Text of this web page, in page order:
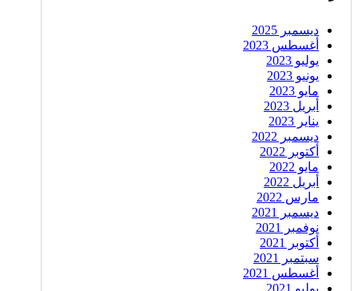
ديسمبر 2025
أغسطس 2023
يوليو 2023
يونيو 2023
مايو 2023
أبريل 2023
يناير 2023
ديسمبر 2022
أكتوبر 2022
مايو 2022
أبريل 2022
مارس 2022
ديسمبر 2021
نوفمبر 2021
أكتوبر 2021
سبتمبر 2021
أغسطس 2021